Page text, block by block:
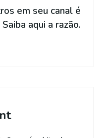
em seu canal é
aqui a razão.